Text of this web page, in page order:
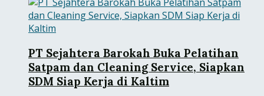
PT Sejahtera Barokah Buka Pelatihan
Satpam dan Cleaning Service, Siapkan
SDM Siap Kerja di Kaltim